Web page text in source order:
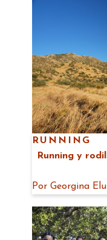
RUNNING
Running y
Por Georgina